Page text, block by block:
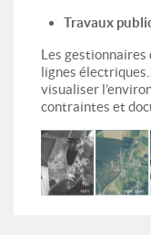
Travaux
Les gestionnaires
lignes
visualiser
contraintes et